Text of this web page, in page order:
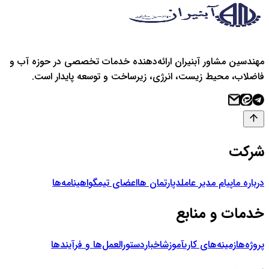
مهندسین مشاور آبنیران ارائه‌دهنده خدمات تخصصی در حوزه آب و
فاضلاب، محیط زیست، انرژی، زیرساخت و توسعه پایدار است.
شرکت
درباره ماپیام مدیر عاملدپارتمان هااعضای تیمگواهینامه‌ها
خدمات و منابع
پروژه‌هازمینه‌های کاریآموزشاخباردستورالعمل‌ها و فرآیندها